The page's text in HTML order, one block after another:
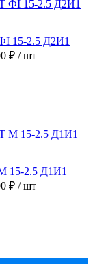
15-2.5 Д2И1
₽ / шт
15-2.5 Д1И1
₽ / шт